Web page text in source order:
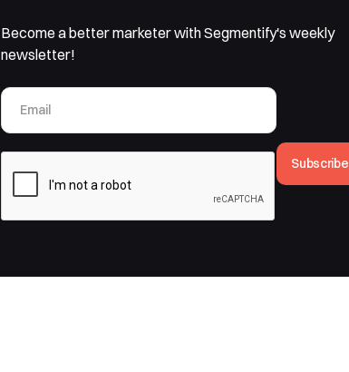
Become a better marketer with Segmentify's weekly
newsletter!
Subscribe